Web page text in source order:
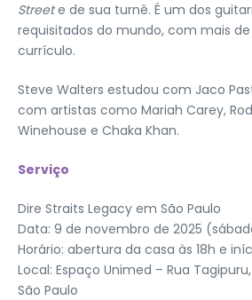
Streete de sua turnê. É um dos
requisitados do mundo, com mais
currículo.
Steve Walters estudou com Jaco
com artistas como Mariah Carey,
Winehouse e Chaka Khan.
Serviço
Dire Straits Legacy em São Paulo
Data: 9 de novembro de 2025
Horário: abertura da casa às 18h e
Local: Espaço Unimed – Rua
São Paulo